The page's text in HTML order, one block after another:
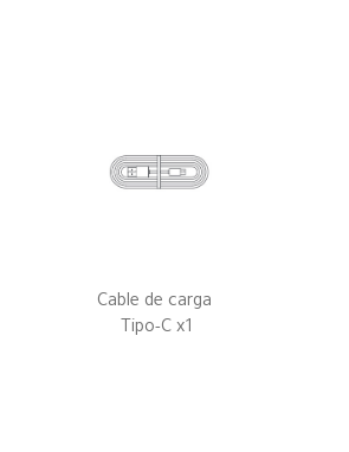
Cable de carga
Tipo-C x1